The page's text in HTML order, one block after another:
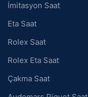
İmitasyon Saat
Eta Saat
Rolex Saat
Rolex Eta Saat
Çakma Saat